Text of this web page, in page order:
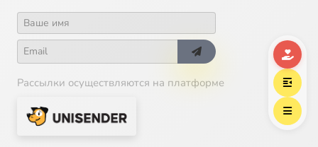
Рассылки осуществляются на платформе